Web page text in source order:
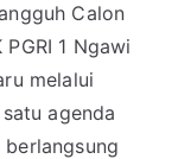
Calon
1 Ngawi
melalui
agenda
berlangsung